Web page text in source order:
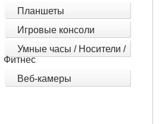
Планшеты
Игровые консоли
Умные часы / Носители /
Фитнес
Веб-камеры